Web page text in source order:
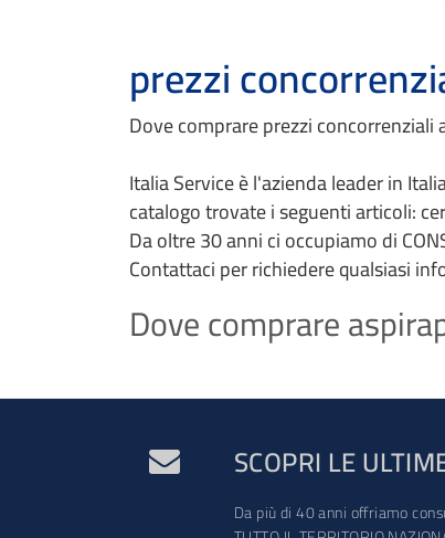
prezzi
Dove comprare prezzi
Italia Service è l'azienda leader in
catalogo trovate i seguenti articoli:
Da oltre 30 anni ci occupiamo di
Contattaci per richiedere qualsiasi
Dove comprare
SCOPRI LE
Da più di 40 anni offriamo